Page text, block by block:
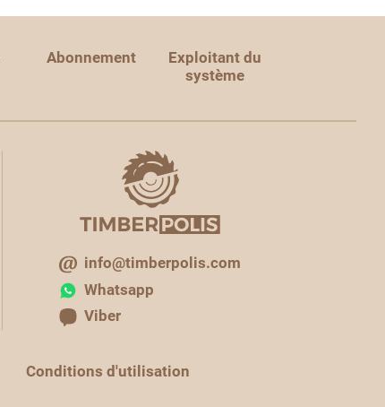
Abonnement
Exploitant du
système
info@timberpolis.com
Whatsapp
Viber
Conditions d'utilisation